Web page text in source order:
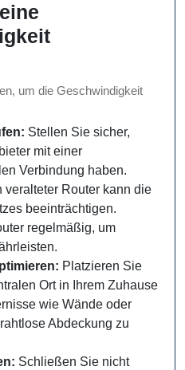
um die Geschwindigkeit
Stellen Sie sicher,
mit einer
Verbindung haben.
veralteter Router kann die
beeinträchtigen.
regelmäßig, um
Platzieren Sie
Ort in Ihrem Zuhause
wie Wände oder
Abdeckung zu
Schließen Sie nicht